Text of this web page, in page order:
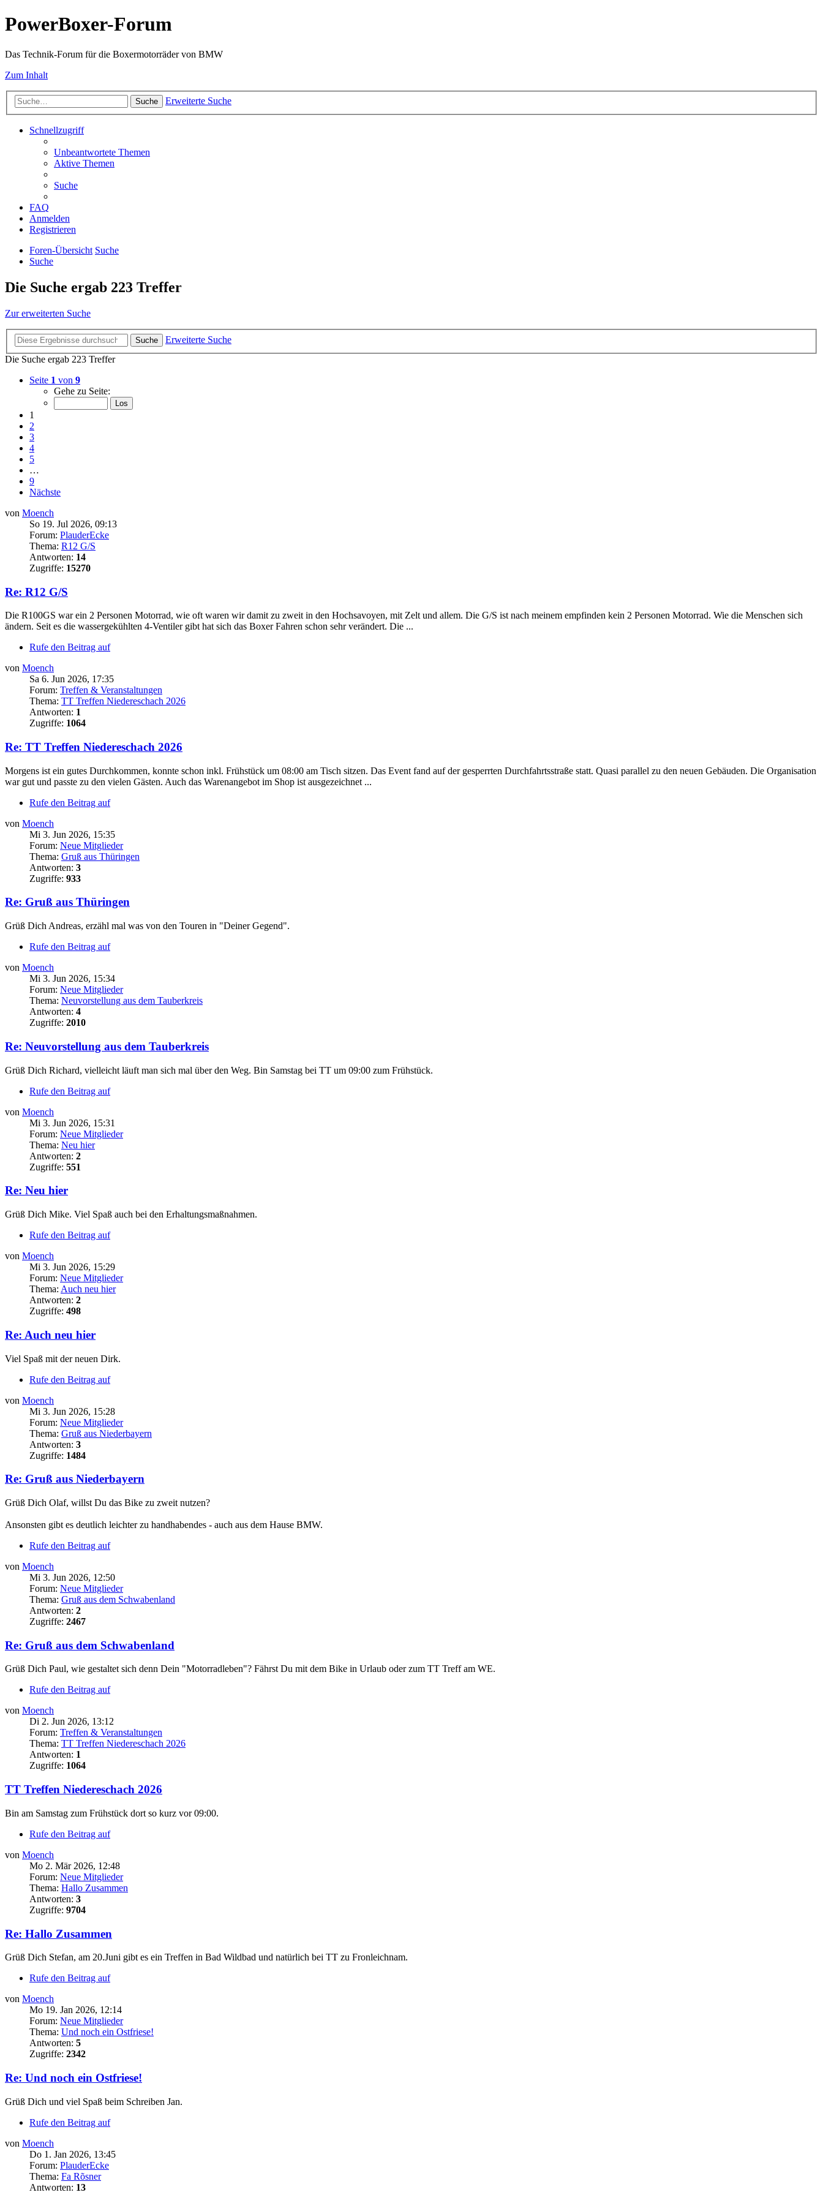
PowerBoxer-Forum
Das Technik-Forum für die Boxermotorräder von BMW
Zum Inhalt
Suche Erweiterte Suche
Schnellzugriff
Unbeantwortete Themen
Aktive Themen
Suche
FAQ
Anmelden
Registrieren
Foren-Übersicht Suche
Suche
Die Suche ergab 223 Treffer
Zur erweiterten Suche
Suche
Erweiterte Suche
Die Suche ergab 223 Treffer
Seite 1 von 9
Gehe zu Seite:
1
2
3
4
5
…
9
Nächste
von Moench
So 19. Jul 2026, 09:13
Forum: PlauderEcke
Thema: R12 G/S
Antworten: 14
Zugriffe: 15270
Re: R12 G/S
Die R100GS war ein 2 Personen Motorrad, wie oft waren wir damit zu zweit in den Hochsavoyen, mit Zelt und allem. Die G/S ist nach meinem empfinden kein 2 Personen Motorrad. Wie die Menschen sich
ändern. Seit es die wassergekühlten 4-Ventiler gibt hat sich das Boxer Fahren schon sehr verändert. Die ...
Rufe den Beitrag auf
von Moench
Sa 6. Jun 2026, 17:35
Forum: Treffen & Veranstaltungen
Thema: TT Treffen Niedereschach 2026
Antworten: 1
Zugriffe: 1064
Re: TT Treffen Niedereschach 2026
Morgens ist ein gutes Durchkommen, konnte schon inkl. Frühstück um 08:00 am Tisch sitzen. Das Event fand auf der gesperrten Durchfahrtsstraße statt. Quasi parallel zu den neuen Gebäuden. Die Organisation
war gut und passte zu den vielen Gästen. Auch das Warenangebot im Shop ist ausgezeichnet ...
Rufe den Beitrag auf
von Moench
Mi 3. Jun 2026, 15:35
Forum: Neue Mitglieder
Thema: Gruß aus Thüringen
Antworten: 3
Zugriffe: 933
Re: Gruß aus Thüringen
Grüß Dich Andreas, erzähl mal was von den Touren in "Deiner Gegend".
Rufe den Beitrag auf
von Moench
Mi 3. Jun 2026, 15:34
Forum: Neue Mitglieder
Thema: Neuvorstellung aus dem Tauberkreis
Antworten: 4
Zugriffe: 2010
Re: Neuvorstellung aus dem Tauberkreis
Grüß Dich Richard, vielleicht läuft man sich mal über den Weg. Bin Samstag bei TT um 09:00 zum Frühstück.
Rufe den Beitrag auf
von Moench
Mi 3. Jun 2026, 15:31
Forum: Neue Mitglieder
Thema: Neu hier
Antworten: 2
Zugriffe: 551
Re: Neu hier
Grüß Dich Mike. Viel Spaß auch bei den Erhaltungsmaßnahmen.
Rufe den Beitrag auf
von Moench
Mi 3. Jun 2026, 15:29
Forum: Neue Mitglieder
Thema: Auch neu hier
Antworten: 2
Zugriffe: 498
Re: Auch neu hier
Viel Spaß mit der neuen Dirk.
Rufe den Beitrag auf
von Moench
Mi 3. Jun 2026, 15:28
Forum: Neue Mitglieder
Thema: Gruß aus Niederbayern
Antworten: 3
Zugriffe: 1484
Re: Gruß aus Niederbayern
Grüß Dich Olaf, willst Du das Bike zu zweit nutzen?
Ansonsten gibt es deutlich leichter zu handhabendes - auch aus dem Hause BMW.
Rufe den Beitrag auf
von Moench
Mi 3. Jun 2026, 12:50
Forum: Neue Mitglieder
Thema: Gruß aus dem Schwabenland
Antworten: 2
Zugriffe: 2467
Re: Gruß aus dem Schwabenland
Grüß Dich Paul, wie gestaltet sich denn Dein "Motorradleben"? Fährst Du mit dem Bike in Urlaub oder zum TT Treff am WE.
Rufe den Beitrag auf
von Moench
Di 2. Jun 2026, 13:12
Forum: Treffen & Veranstaltungen
Thema: TT Treffen Niedereschach 2026
Antworten: 1
Zugriffe: 1064
TT Treffen Niedereschach 2026
Bin am Samstag zum Frühstück dort so kurz vor 09:00.
Rufe den Beitrag auf
von Moench
Mo 2. Mär 2026, 12:48
Forum: Neue Mitglieder
Thema: Hallo Zusammen
Antworten: 3
Zugriffe: 9704
Re: Hallo Zusammen
Grüß Dich Stefan, am 20.Juni gibt es ein Treffen in Bad Wildbad und natürlich bei TT zu Fronleichnam.
Rufe den Beitrag auf
von Moench
Mo 19. Jan 2026, 12:14
Forum: Neue Mitglieder
Thema: Und noch ein Ostfriese!
Antworten: 5
Zugriffe: 2342
Re: Und noch ein Ostfriese!
Grüß Dich und viel Spaß beim Schreiben Jan.
Rufe den Beitrag auf
von Moench
Do 1. Jan 2026, 13:45
Forum: PlauderEcke
Thema: Fa Rõsner
Antworten: 13